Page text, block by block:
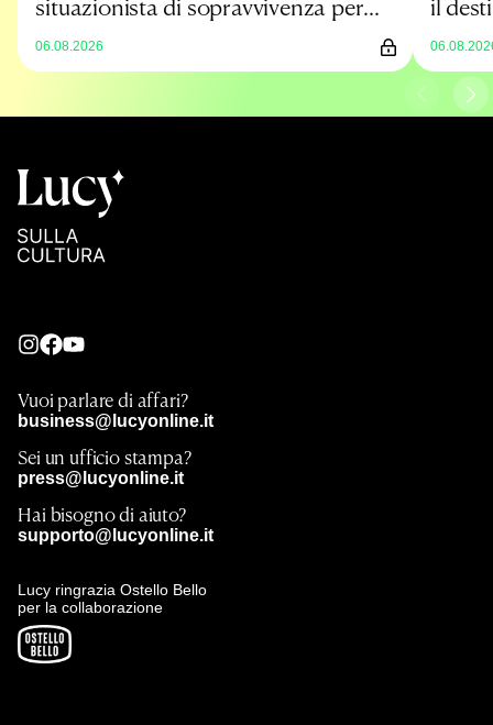
situazionista di sopravvivenza per
un’estate low cost
06.08.2026
il
Vuoi parlare di affari?
business@lucyonline.it
Sei un ufficio stampa?
press@lucyonline.it
Hai bisogno di aiuto?
supporto@lucyonline.it
Lucy ringrazia Ostello Bello
per la collaborazione